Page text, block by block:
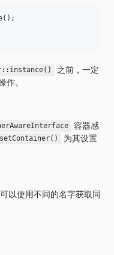
之前，一定
作。
容器感
setContainer()
为其设置
以使用不同的名字获取同